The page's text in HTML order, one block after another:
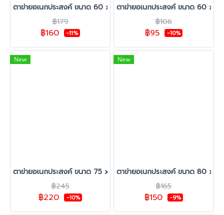
ตาข่ายอเนกประสงค์ ขนาด 60 x 150 ซม.
฿179
฿160 -11%
ตาข่ายอเนกประสงค์ ขนาด 60 x
฿106
฿95 -10%
New
ตาข่ายอเนกประสงค์ ขนาด 75 x 160 ซม.
฿245
฿220 -10%
New
ตาข่ายอเนกประสงค์ ขนาด 80 x
฿165
฿150 -9%